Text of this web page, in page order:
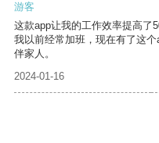
游客
这款app让我的工作效率提高了
我以前经常加班，现在有了这
伴家人。
2024-01-16